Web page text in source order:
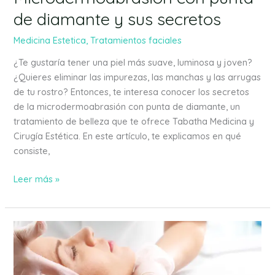
de diamante y sus secretos
Medicina Estetica ,Tratamientos faciales
¿Te gustaría tener una piel más suave, luminosa y joven?
¿Quieres eliminar las impurezas, las manchas y las arrugas
de tu rostro? Entonces, te interesa conocer los secretos
de la microdermoabrasión con punta de diamante, un
tratamiento de belleza que te ofrece Tabatha Medicina y
Cirugía Estética. En este artículo, te explicamos en qué
consiste,
Leer más »
¿Qué
es
mesoterapia